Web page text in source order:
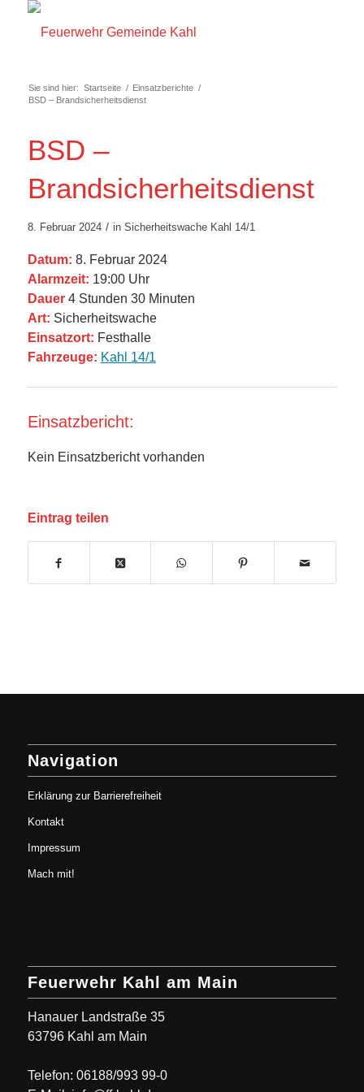
Sie sind hier: Startseite / Einsatzberichte /
BSD – Brandsicherheitsdienst
BSD –
Brandsicherheitsdienst
8. Februar 2024 / in Sicherheitswache Kahl 14/1
Datum: 8. Februar 2024
Alarmzeit: 19:00 Uhr
Dauer4 Stunden 30 Minuten
Art: Sicherheitswache
Einsatzort: Festhalle
Fahrzeuge: Kahl 14/1
Einsatzbericht:
Kein Einsatzbericht vorhanden
Eintrag teilen
Navigation
Erklärung zur Barrierefreiheit
Kontakt
Impressum
Mach mit!
Feuerwehr Kahl am Main
Hanauer Landstraße 35
63796 Kahl am Main
Telefon: 06188/993 99-0